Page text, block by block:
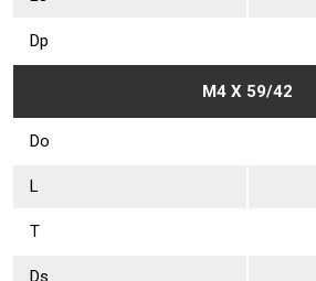
Dр
М4 Х 59/42
Dо
L
Т
Ds